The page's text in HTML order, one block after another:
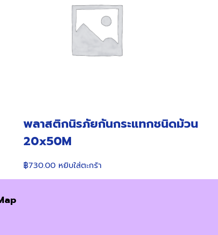
พลาสติกนิรภัยกันกระแทกชนิดม้วน
20x50M
฿730.00 หยิบใส่ตะกร้า